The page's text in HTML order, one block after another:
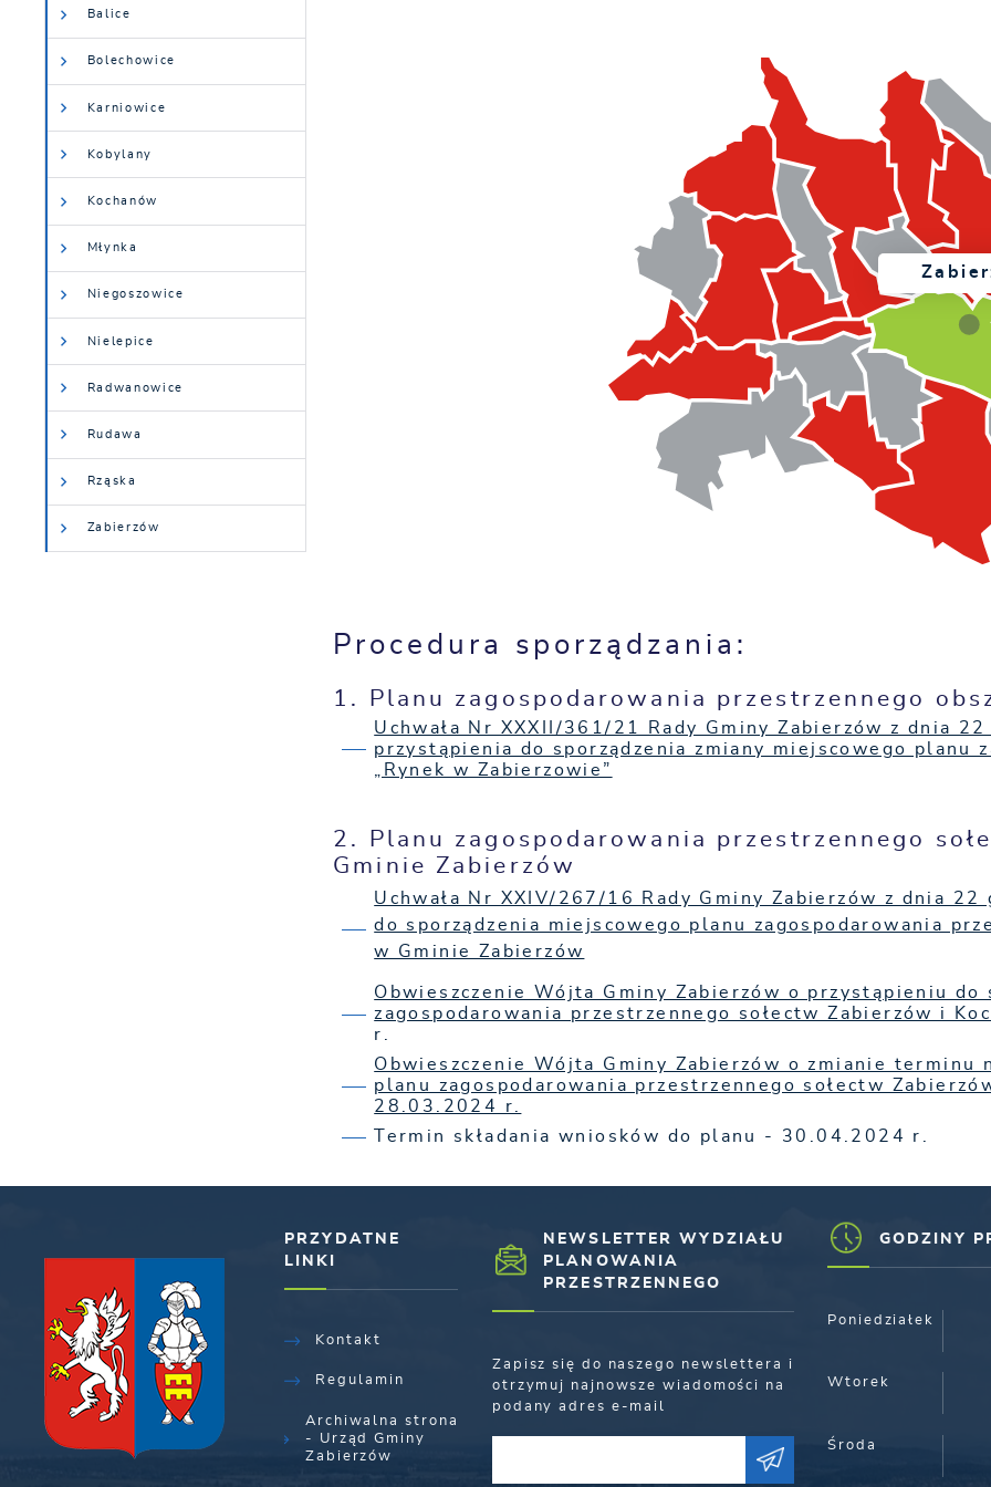
Balice
Bolechowice
Karniowice
Kobylany
Kochanów
Młynka
Niegoszowice
Nielepice
Radwanowice
Rudawa
Rząska
Zabierzów
Procedura sporządzania:
1. Planu zagospodarowania przestrzennego
Uchwała Nr XXXII/361/21 Rady Gminy Zabierzów z dnia
przystąpienia do sporządzenia zmiany miejscowego planu
„Rynek w Zabierzowie”
2. Planu zagospodarowania przestrzennego
Gminie Zabierzów
Uchwała Nr XXIV/267/16 Rady Gminy Zabierzów z dnia
do sporządzenia miejscowego planu zagospodarowania
w Gminie Zabierzów
Obwieszczenie Wójta Gminy Zabierzów o przystąpieniu do
zagospodarowania przestrzennego sołectw Zabierzów i
r.
Obwieszczenie Wójta Gminy Zabierzów o zmianie terminu
planu zagospodarowania przestrzennego sołectw
28.03.2024 r.
Termin składania wniosków do planu - 30.04.2024 r.
PRZYDATNE
LINKI
Kontakt
Regulamin
Archiwalna strona
- Urząd Gminy
Zabierzów
NEWSLETTER WYDZIAŁU
PLANOWANIA
PRZESTRZENNEGO
Zapisz się do naszego newslettera i
otrzymuj najnowsze wiadomości na
podany adres e-mail
GODZINY
Poniedziałek
Wtorek
Środa